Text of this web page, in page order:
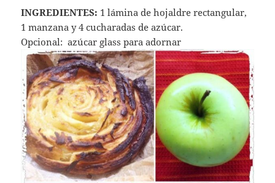
INGREDIENTES: 1 lámina de hojaldre rectangular,
1 manzana y 4 cucharadas de azúcar.
Opcional: azúcar glass para adornar